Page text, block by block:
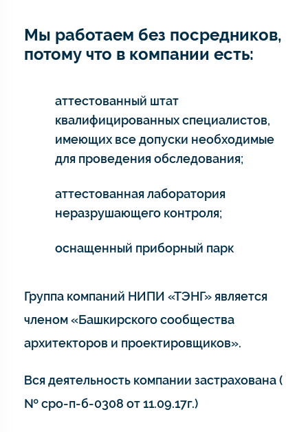
Мы работаем без посредников,
потому что в компании есть:
аттестованный штат
квалифицированных специалистов,
имеющих все допуски необходимые
для проведения обследования;
аттестованная лаборатория
неразрушающего контроля;
оснащенный приборный парк
Группа компаний НИПИ «ТЭНГ» является
членом «Башкирского сообщества
архитекторов и проектировщиков».
Вся деятельность компании застрахована (
№ сро-п-б-0308 от 11.09.17г.)